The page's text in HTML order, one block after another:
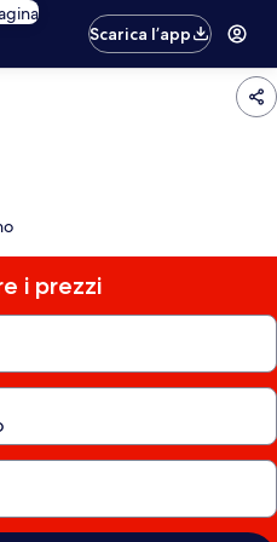
Scarica l’app
i prezzi